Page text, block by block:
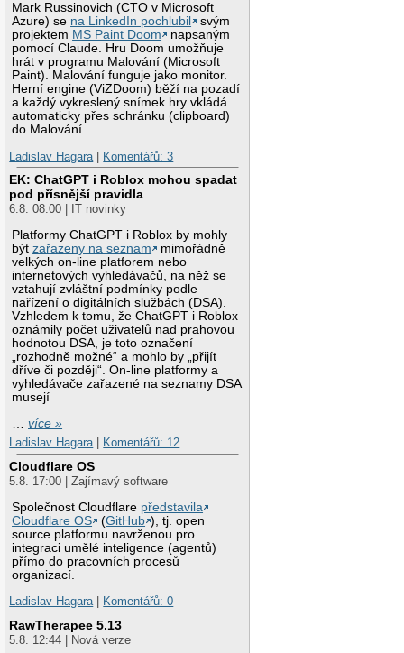
Mark Russinovich (CTO v Microsoft
Azure) se na LinkedIn pochlubil
svým
projektem MS Paint Doom
napsaným
pomocí Claude. Hru Doom umožňuje
hrát v programu Malování (Microsoft
Paint). Malování funguje jako monitor.
Herní engine (ViZDoom) běží na pozadí
a každý vykreslený snímek hry vkládá
automaticky přes schránku (clipboard)
do Malování.
Ladislav Hagara
Komentářů: 3
EK: ChatGPT i Roblox mohou spadat
pod přísnější pravidla
6.8. 08:00 | IT novinky
Platformy ChatGPT i Roblox by mohly
býtzařazeny na seznam
mimořádně
velkých on-line platforem nebo
internetových vyhledávačů, na něž se
vztahují zvláštní podmínky podle
nařízení o digitálních službách (DSA).
Vzhledem k tomu, že ChatGPT i Roblox
oznámily počet uživatelů nad prahovou
hodnotou DSA, je toto označení
„rozhodně možné“ a mohlo by „přijít
dříve či později“. On-line platformy a
vyhledávače zařazené na seznamy DSA
musejí
…více »
Ladislav Hagara| Komentářů: 12
Cloudflare OS
5.8. 17:00 | Zajímavý software
Společnost Cloudflare představila
Cloudflare OS
(GitHub ), tj. open
source platformu navrženou pro
integraci umělé inteligence (agentů)
přímo do pracovních procesů
organizací.
Ladislav Hagara| Komentářů: 0
RawTherapee 5.13
5.8. 12:44 | Nová verze